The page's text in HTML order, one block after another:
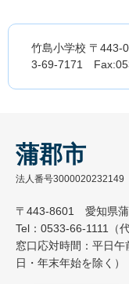
竹島小学校 〒
3-69-7171
蒲郡市
法人番号3000020232149
〒443-8601 愛知県
Tel：0533-66-1111（代
窓口応対時間：平日
日・年末年始を除く）